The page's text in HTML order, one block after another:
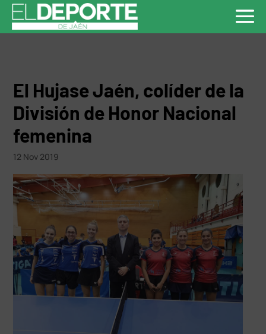
El Hujase Jaén, colíder de la
División de Honor Nacional
femenina
12 Nov 2019